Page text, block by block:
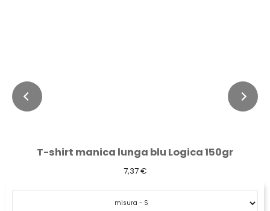
T-shirt manica lunga blu Logica 150gr
7,37 €